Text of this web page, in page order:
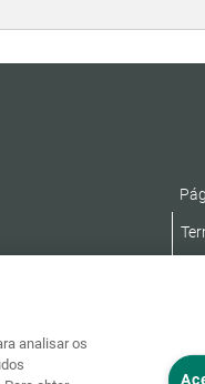
analisar os